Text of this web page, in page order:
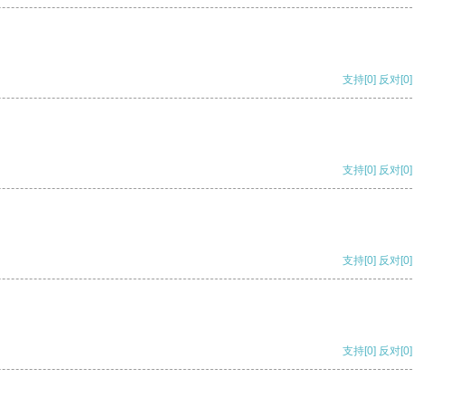
支持[0] 反对[0]
支持[0] 反对[0]
支持[0] 反对[0]
支持[0] 反对[0]